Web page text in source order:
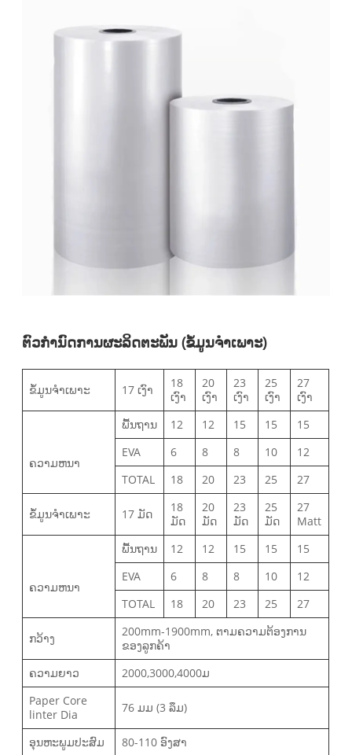
ຕົວກໍານົດການຜະລິດຕະພັນ (ຂໍ້ມູນຈໍາເພາະ)
ຂໍ້ມູນຈໍາເພາະ 17 ເງົາ
18
ເງົາ
20
ເງົາ
23
ເງົາ
25
ເງົາ
27
ເງົາ
ຄວາມຫນາ
ພື້ນຖານ 12 12 15 15
15
EVA
6 8 8 10
12
TOTAL
18 20 23 25 27
ຂໍ້ມູນຈໍາເພາະ 17 ມັດ
18
ມັດ
20
ມັດ
23
ມັດ
25
ມັດ
27
Matt
ຄວາມຫນາ
ພື້ນຖານ 12 12 15 15
15
EVA
6 8 8 10
12
TOTAL
18 20 23 25 27
ກວ້າງ
200mm-1900mm, ຕາມຄວາມຕ້ອງການ
ຂອງລູກຄ້າ
ຄວາມຍາວ
2000,3000,4000ມ
Paper Core
linter Dia
76 ມມ (3 ລຶມ)
ອຸນ​ຫະ​ພູມ​ປະ​ສົມ​
80-110 ອົງສາ